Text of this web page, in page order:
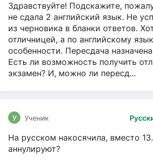
Здравствуйте! Подскажите,
не сдала 2 английский язык. Не
из черновика в бланки ответов.
отличницей, а по английскому
особенности. Пересдача
Есть ли возможность получить
экзамен? И, можно ли пересд...
У Ученик
На русском накосячила, вместо
аннулируют?